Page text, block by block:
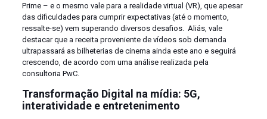
Prime – e o mesmo vale para a realidade virtual (VR), que apesar
das dificuldades para cumprir expectativas (até o momento,
ressalte-se) vem superando diversos desafios. Aliás, vale
destacar que a receita proveniente de vídeos sob demanda
ultrapassará as bilheterias de cinema ainda este ano e seguirá
crescendo, de acordo com uma análise realizada pela
consultoria PwC.
Transformação Digital na mídia: 5G,
interatividade e entretenimento